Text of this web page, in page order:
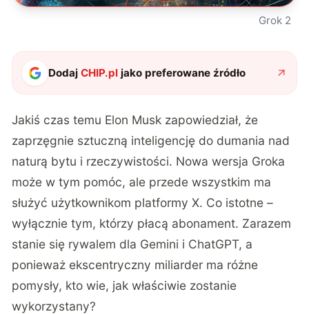
Grok 2
DodajCHIP.pl jako preferowane źródło
Jakiś czas temu Elon Musk zapowiedział, że
zaprzęgnie sztuczną inteligencję do dumania nad
naturą bytu i rzeczywistości. Nowa wersja Groka
może w tym pomóc, ale przede wszystkim ma
służyć użytkownikom platformy X. Co istotne –
wyłącznie tym, którzy płacą abonament. Zarazem
stanie się rywalem dla Gemini i ChatGPT, a
ponieważ ekscentryczny miliarder ma różne
pomysły, kto wie, jak właściwie zostanie
wykorzystany?